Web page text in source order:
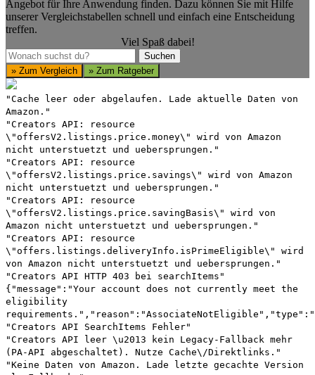
Angebot für Ihre Anwendung finden. Dazu können Sie mit Hilfe
unserer Vergleichstabellen schnell und einfach eine Entscheidung
treffen.
Viel Spaß dabei!
Suchen
Suchen
» Zum Vergleich
» Zum Ratgeber
"Cache leer oder abgelaufen. Lade aktuelle Daten von
Amazon."
"Creators API: resource
\"offersV2.listings.price.money\" wird von Amazon
nicht unterstuetzt und uebersprungen."
"Creators API: resource
\"offersV2.listings.price.savings\" wird von Amazon
nicht unterstuetzt und uebersprungen."
"Creators API: resource
\"offersV2.listings.price.savingBasis\" wird von
Amazon nicht unterstuetzt und uebersprungen."
"Creators API: resource
\"offers.listings.deliveryInfo.isPrimeEligible\" wird
von Amazon nicht unterstuetzt und uebersprungen."
"Creators API HTTP 403 bei searchItems"
{"message":"Your account does not currently meet the
eligibility
"Creators API SearchItems Fehler"
"Creators API leer \u2013 kein Legacy-Fallback mehr
(PA-API abgeschaltet). Nutze Cache\/Direktlinks."
"Keine Daten von Amazon. Lade letzte gecachte Version